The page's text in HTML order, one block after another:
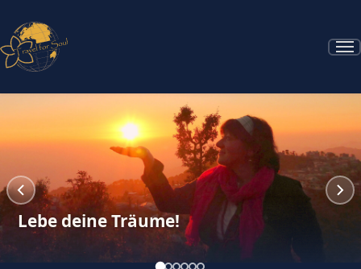
Lebe deine Träume!
Waldidylle in Lettland